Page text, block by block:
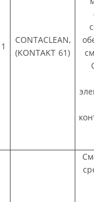
1
CONTACLEAN,
(KONTAKT 61)